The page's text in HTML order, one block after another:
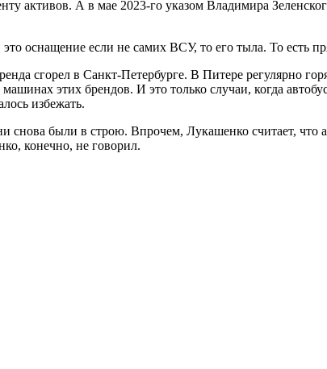
активов. А в мае 2023-го указом Владимира
оснащение если не самих ВСУ, то его тыла. То есть
сгорел в Санкт-Петербурге. В Питере регулярно
этих брендов. И это только случаи, когда
избежать.
снова были в строю. Впрочем, Лукашенко считает, что
конечно, не говорил.